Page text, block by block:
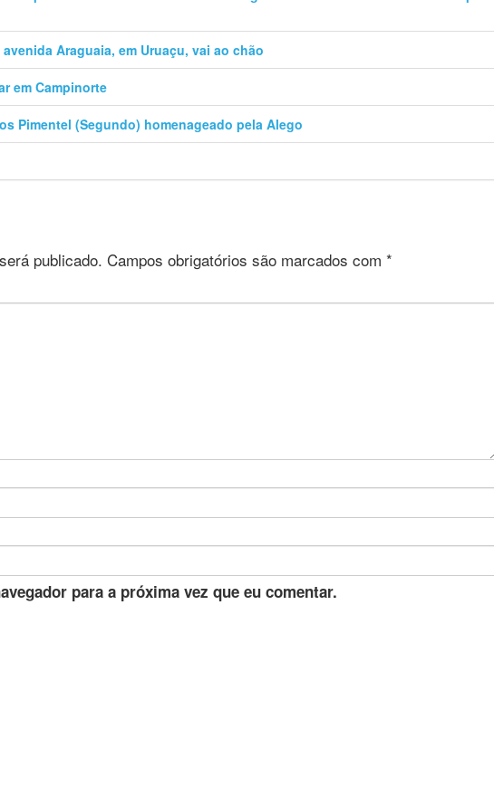
Araguaia, em Uruaçu, vai ao chão
em Campinorte
Pimentel (Segundo) homenageado pela Alego
publicado. Campos obrigatórios são marcados com *
para a próxima vez que eu comentar.